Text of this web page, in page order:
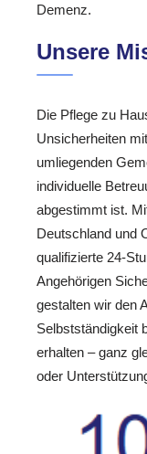
Demenz.
Unsere
Die Pflege zu
Unsicherheiten
umliegenden
individuelle
abgestimmt ist.
Deutschland und
qualifizierte 24-
Angehörigen
gestalten wir den
Selbstständigkeit
erhalten – ganz
oder